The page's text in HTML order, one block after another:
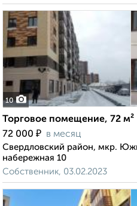
10
Торговое помещение, 72 м²
72 000 ₽ в месяц
Свердловский район, мкр.
набережная 10
Собственник, 03.02.2023